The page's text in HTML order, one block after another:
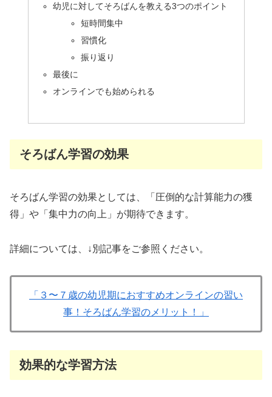
幼児に対してそろばんを教える3つのポイント
短時間集中
習慣化
振り返り
最後に
オンラインでも始められる
そろばん学習の効果
そろばん学習の効果としては、「圧倒的な計算能力の獲
得」や「集中力の向上」が期待できます。
詳細については、↓別記事をご参照ください。
「３〜７歳の幼児期におすすめオンラインの習い
事！そろばん学習のメリット！」
効果的な学習方法